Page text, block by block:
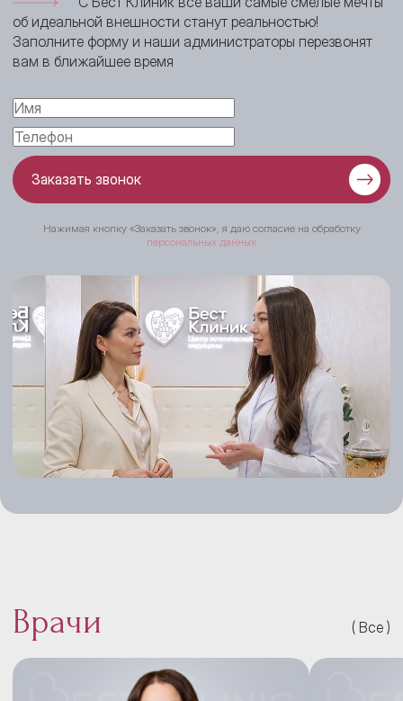
об идеальной внешности станут реальностью!
Заполните форму и наши администраторы перезвонят
вам в ближайшее время
Заказать звонок
Нажимая кнопку «Заказать звонок», я даю согласие на обработку
персональных данных
Врачи Все